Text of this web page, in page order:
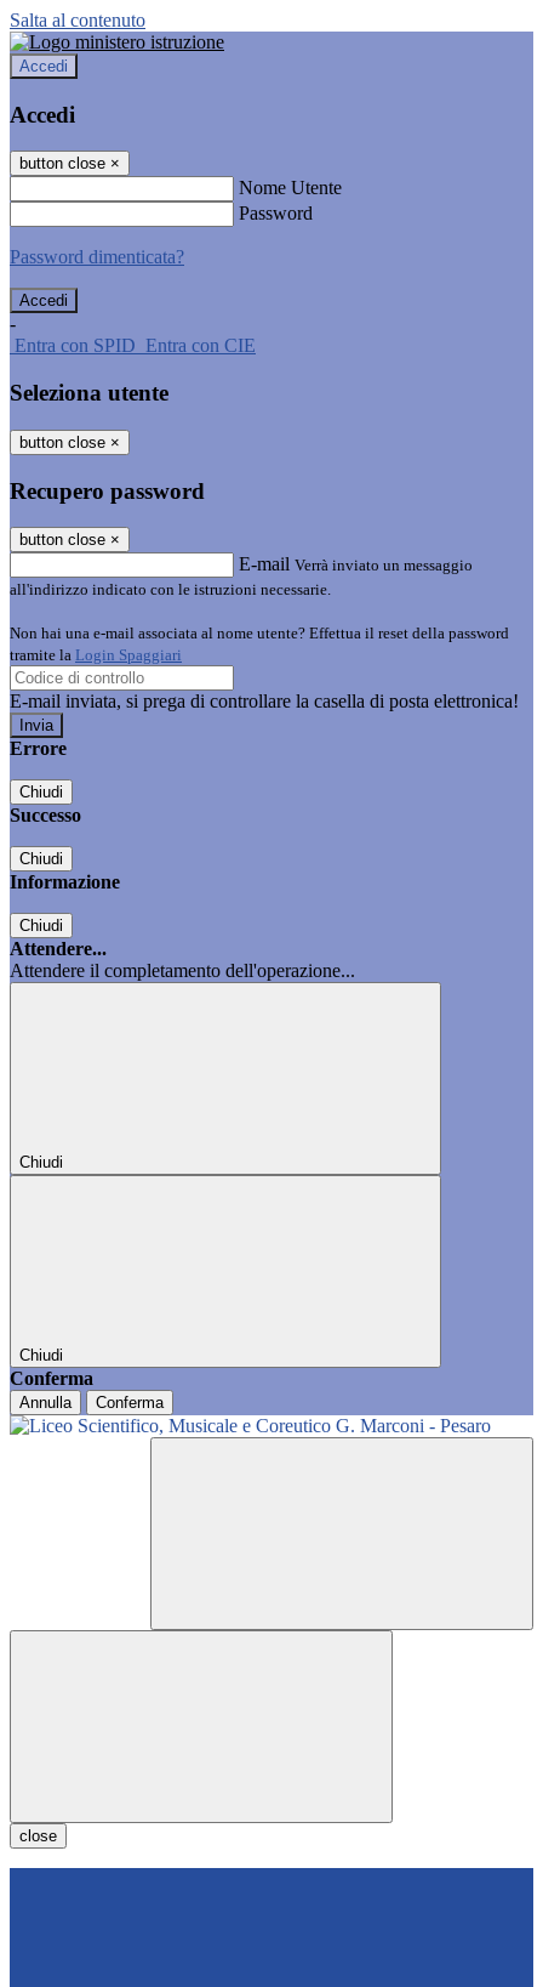
Salta al contenuto
Accedi
Accedi
button close ×
Nome Utente
Password
Password dimenticata?
-
Entra con SPID Entra con CIE
Seleziona utente
button close ×
Recupero password
button close ×
E-mail Verrà inviato un messaggio
all'indirizzo indicato con le istruzioni necessarie.
Non hai una e-mail associata al nome utente? Effettua il reset della password
tramite la Login Spaggiari
E-mail inviata, si prega di controllare la casella di posta elettronica!
Errore
Chiudi
Successo
Chiudi
Informazione
Chiudi
Attendere...
Attendere il completamento dell'operazione...
Chiudi
Chiudi
Conferma
Annulla Conferma
close